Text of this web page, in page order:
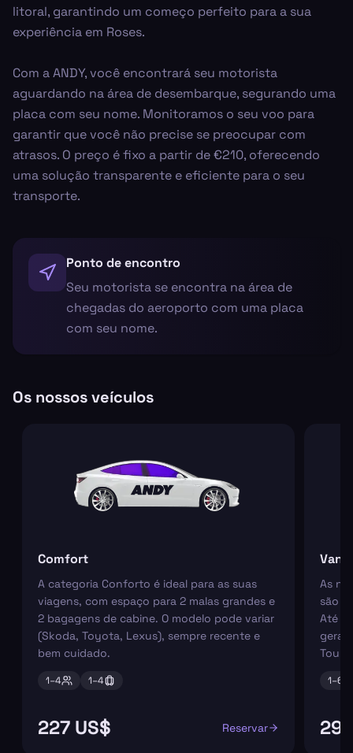
litoral, garantindo um começo perfeito para a sua
experiência em Roses.
Com a ANDY, você encontrará seu motorista
aguardando na área de desembarque, segurando uma
placa com seu nome. Monitoramos o seu voo para
garantir que você não precise se preocupar com
atrasos. O preço é fixo a partir de €210, oferecendo
uma solução transparente e eficiente para o seu
transporte.
Ponto de encontro
Seu motorista se encontra na área de
chegadas do aeroporto com uma placa
com seu nome.
Os nossos veículos
Comfort
A categoria Conforto é ideal para as suas
viagens, com espaço para 2 malas grandes e
2 bagagens de cabine. O modelo pode variar
(Skoda, Toyota, Lexus), sempre recente e
bem cuidado.
1–4 1–4
227 US$ Reservar
Van
As
são
Até 6
1–6